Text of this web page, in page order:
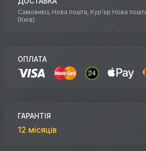
Самовивіз, Нова пошта, Кур'єр Нова
(Київ)
ОПЛАТА
ГАРАНТІЯ
12 місяців